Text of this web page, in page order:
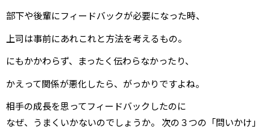
部下や後輩にフィードバックが必要になった時、
上司は事前にあれこれと方法を考えるもの。
にもかかわらず、まったく伝わらなかったり、
かえって関係が悪化したら、がっかりですよね。
相手の成長を思ってフィードバックしたのに
なぜ、うまくいかないのでしょうか。 次の３つの「問いかけ」